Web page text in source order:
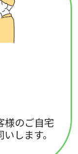
様のご自宅
します。